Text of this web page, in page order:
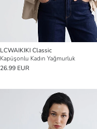
LCWAIKIKI Classic
Kapüşonlu Kadın Yağmurluk
26.99 EUR